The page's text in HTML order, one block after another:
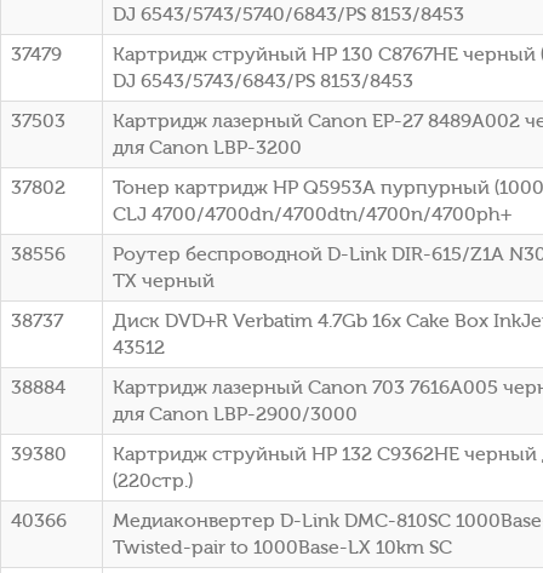
DJ 6543/5743/5740/6843/PS 8153/8453
37479
Картридж струйный HP 130 C8767HE черный
DJ 6543/5743/6843/PS 8153/8453
37503
Картридж лазерный Canon EP-27 8489A002
для Canon LBP-3200
37802
Тонер картридж HP Q5953A пурпурный
CLJ 4700/4700dn/4700dtn/4700n/4700ph+
38556
Роутер беспроводной D-Link DIR-615/Z1A
TX черный
38737
Диск DVD+R Verbatim 4.7Gb 16x Cake Box
43512
38884
Картридж лазерный Canon 703 7616A005
для Canon LBP-2900/3000
39380
Картридж струйный HP 132 C9362HE черный
(220стр.)
40366
Медиаконвертер D-Link DMC-810SC
Twisted-pair to 1000Base-LX 10km SC